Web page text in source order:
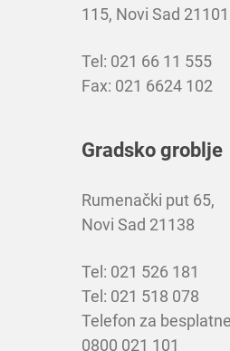
115, Novi Sad 21101
Tel: 021 66 11 555
Fax: 021 6624 102
Gradsko groblje
Rumenački put 65,
Novi Sad 21138
Tel: 021 526 181
Tel: 021 518 078
Telefon za
0800 021 101